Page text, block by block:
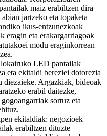
maiz erabiltzen dira
jartzeko eta topaketa
ikus-entzunezkoak
eragin eta erakargarriagoak
modu eraginkorrean
LED pantailak
eta ekitaldi bereziei dotorezia
diezaieke. Argazkiak, bideoak
erabil daitezke,
sortuz eta
ekitaldiak: negozioek
erabiltzen dituzte